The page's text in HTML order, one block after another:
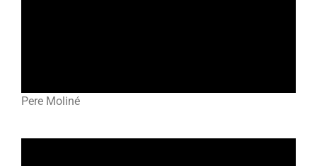
Pere Moliné